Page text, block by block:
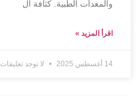
والمعدات الطبية. كثافة ال
اقرأ المزيد »
14 أغسطس 2025 لا توجد تعليقات